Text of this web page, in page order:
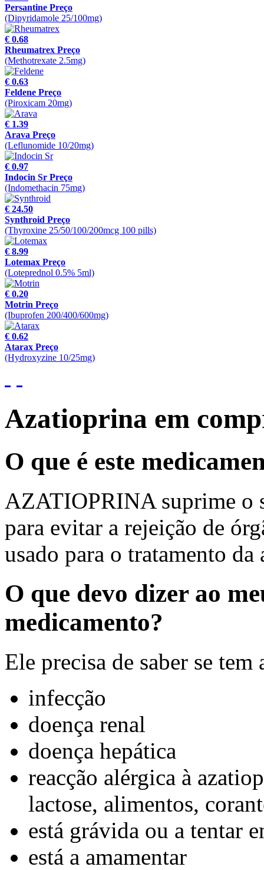
Persantine Preço
(Dipyridamole 25/100mg)
€ 0.68
Rheumatrex Preço
(Methotrexate 2.5mg)
€ 0.63
Feldene Preço
(Piroxicam 20mg)
€ 1.39
Arava Preço
(Leflunomide 10/20mg)
€ 0.97
Indocin Sr Preço
(Indomethacin 75mg)
€ 24.50
Synthroid Preço
(Thyroxine 25/50/100/200mcg 100 pills)
€ 8.99
Lotemax Preço
(Loteprednol 0.5% 5ml)
€ 0.20
Motrin Preço
(Ibuprofen 200/400/600mg)
€ 0.62
Atarax Preço
(Hydroxyzine 10/25mg)
Azatioprina em
O que é este
AZATIOPRINA suprime o
para evitar a rejeição de
usado para o tratamento
O que devo dizer ao
medicamento?
Ele precisa de saber se
infecção
doença renal
doença hepática
reacção alérgica à
lactose, alimentos,
está grávida ou a tentar
está a amamentar